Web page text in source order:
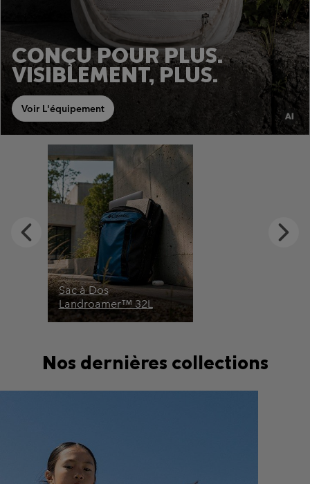
CONÇU POUR PLUS.
VISIBLEMENT, PLUS.
Voir L'équipement
Previous
Slide
Next
Slide
Sac à Dos
Landroamer™ 32L
Nos dernières collections